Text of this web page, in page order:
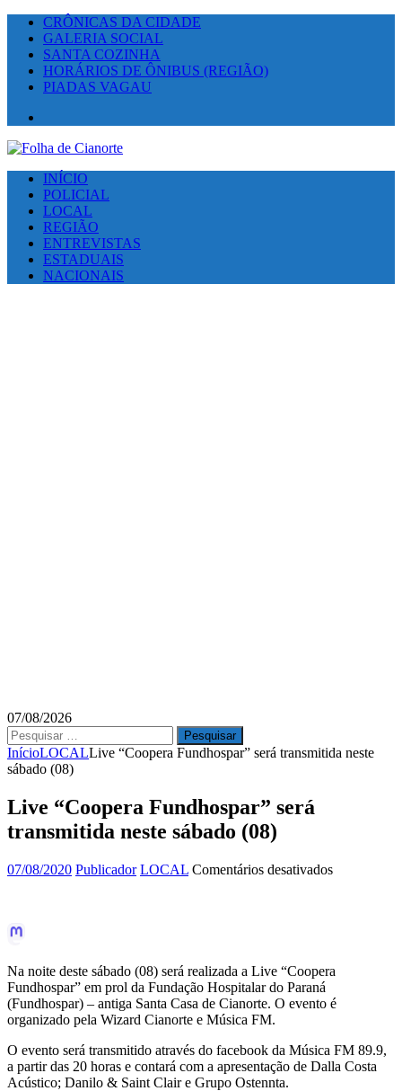
CRÔNICAS DA CIDADE
GALERIA SOCIAL
SANTA COZINHA
HORÁRIOS DE ÔNIBUS (REGIÃO)
PIADAS VAGAU
INÍCIO
POLICIAL
LOCAL
REGIÃO
ENTREVISTAS
ESTADUAIS
NACIONAIS
07/08/2026
Pesquisar
por:
InícioLOCALLive “Coopera Fundhospar” será transmitida neste
sábado (08)
Live “Coopera Fundhospar” será
transmitida neste sábado (08)
07/08/2020 Publicador LOCAL Comentários desativadosem
neste
(08)
Na noite deste sábado (08) será realizada a Live “Coopera
Fundhospar” em prol da Fundação Hospitalar do Paraná
(Fundhospar) – antiga Santa Casa de Cianorte. O evento é
organizado pela Wizard Cianorte e Música FM.
O evento será transmitido através do facebook da Música FM 89.9,
a partir das 20 horas e contará com a apresentação de Dalla Costa
Acústico; Danilo & Saint Clair e Grupo Ostennta.